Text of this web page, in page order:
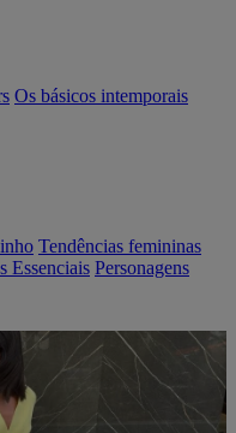
Os básicos intemporais
Tendências femininas
Essenciais Personagens